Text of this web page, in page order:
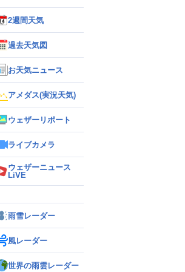
2週間天気
過去天気図
お天気ニュース
アメダス(実況天気)
ウェザーリポート
ライブカメラ
ウェザーニュース
LiVE
雨雪レーダー
風レーダー
世界の雨雲レーダー